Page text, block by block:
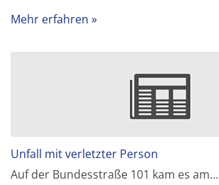
Mehr erfahren
Unfall mit verletzter Person
Auf der Bundesstraße 101 kam es am…